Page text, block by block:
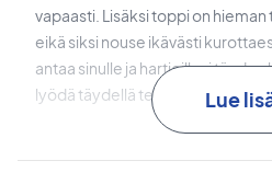
vapaasti. Lisäksi toppi on
eikä siksi nouse ikävästi
antaa sinulle ja hartioillesi
lyödä täydellä teholla.
Lue